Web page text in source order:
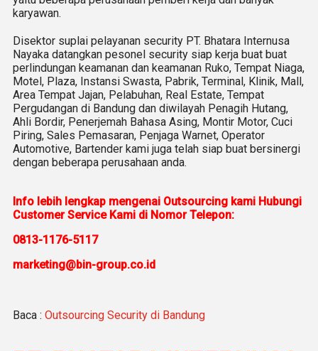
karyawan.
Disektor suplai pelayanan security PT. Bhatara Internusa
Nayaka datangkan pesonel security siap kerja buat buat
perlindungan keamanan dan keamanan Ruko, Tempat Niaga,
Motel, Plaza, Instansi Swasta, Pabrik, Terminal, Klinik, Mall,
Area Tempat Jajan, Pelabuhan, Real Estate, Tempat
Pergudangan di Bandung dan diwilayah Penagih Hutang,
Ahli Bordir, Penerjemah Bahasa Asing, Montir Motor, Cuci
Piring, Sales Pemasaran, Penjaga Warnet, Operator
Automotive, Bartender kami juga telah siap buat bersinergi
dengan beberapa perusahaan anda.
Info lebih lengkap mengenai Outsourcing kami Hubungi
Customer Service Kami di Nomor Telepon:
0813-1176-5117
marketing@bin-group.co.id
Baca : Outsourcing Security di Bandung